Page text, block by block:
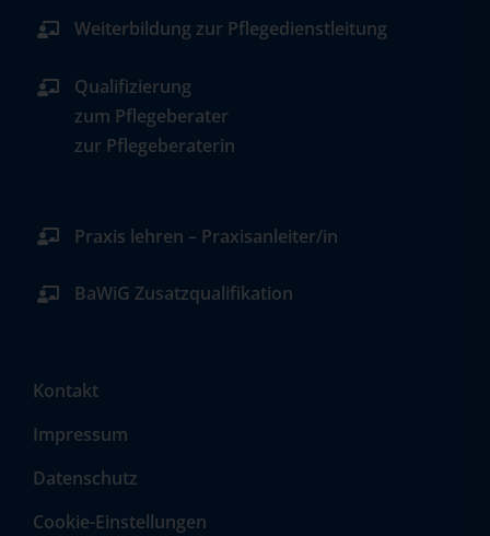
Weiterbildung zur Pflegedienstleitung
Qualifizierung
zum Pflegeberater
zur Pflegeberaterin
Praxis lehren – Praxisanleiter/in
BaWiG Zusatzqualifikation
Kontakt
Impressum
Datenschutz
Cookie-Einstellungen